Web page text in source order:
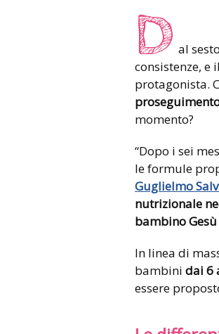
D al
consistenze,
protagonista.
momento?
“Dopo i sei
le formule
Guglielmo
nutrizionale
bambino
In linea di
bambini dai 6
essere